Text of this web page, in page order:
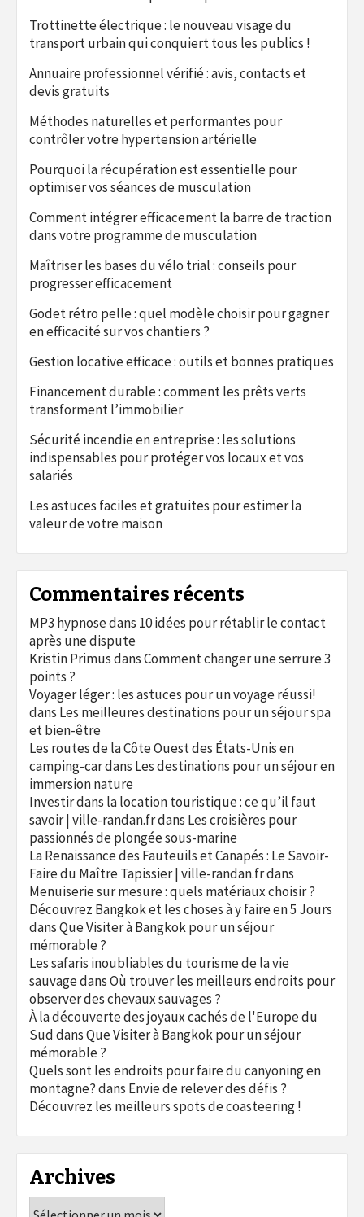
Trottinette électrique : le nouveau visage du
transport urbain qui conquiert tous les publics !
Annuaire professionnel vérifié : avis, contacts et
devis gratuits
Méthodes naturelles et performantes pour
contrôler votre hypertension artérielle
Pourquoi la récupération est essentielle pour
optimiser vos séances de musculation
Comment intégrer efficacement la barre de traction
dans votre programme de musculation
Maîtriser les bases du vélo trial : conseils pour
progresser efficacement
Godet rétro pelle : quel modèle choisir pour gagner
en efficacité sur vos chantiers ?
Gestion locative efficace : outils et bonnes pratiques
Financement durable : comment les prêts verts
transforment l’immobilier
Sécurité incendie en entreprise : les solutions
indispensables pour protéger vos locaux et vos
salariés
Les astuces faciles et gratuites pour estimer la
valeur de votre maison
Commentaires récents
MP3 hypnosedans 10 idées pour rétablir le contact
après une dispute
Kristin PrimusdansComment changer une serrure 3
points ?
Voyager léger : les astuces pour un voyage réussi!
dans Les meilleures destinations pour un séjour spa
et bien-être
Les routes de la Côte Ouest des États-Unis en
camping-cardans Les destinations pour un séjour en
immersion nature
Investir dans la location touristique : ce qu’il faut
savoir | ville-randan.frdans Les croisières pour
passionnés de plongée sous-marine
La Renaissance des Fauteuils et Canapés : Le Savoir-
Faire du Maître Tapissier | ville-randan.frdans
Menuiserie sur mesure : quels matériaux choisir ?
Découvrez Bangkok et les choses à y faire en 5 Jours
dansQue Visiter à Bangkok pour un séjour
mémorable ?
Les safaris inoubliables du tourisme de la vie
sauvagedansOù trouver les meilleurs endroits pour
observer des chevaux sauvages ?
À la découverte des joyaux cachés de l'Europe du
SuddansQue Visiter à Bangkok pour un séjour
mémorable ?
Quels sont les endroits pour faire du canyoning en
montagne?dans Envie de relever des défis ?
Découvrez les meilleurs spots de coasteering !
Archives